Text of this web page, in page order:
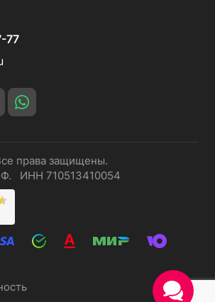
77
права защищены.
ИНН 710513410054